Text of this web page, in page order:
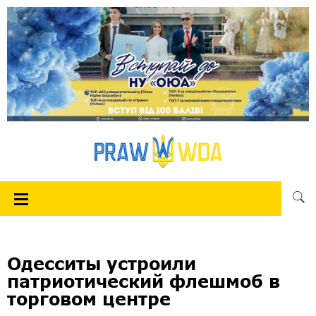
Одесситы устроили
патриотический флешмоб в
торговом центре